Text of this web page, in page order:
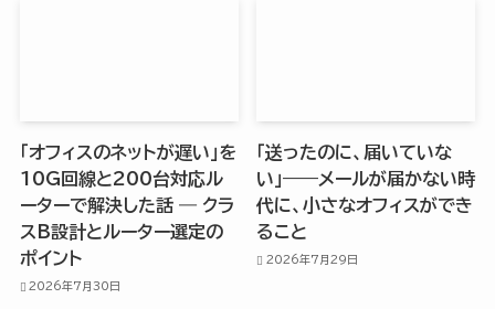
「オフィスのネットが遅い」を
10G回線と200台対応ル
ーターで解決した話 ― クラ
スB設計とルーター選定の
ポイント
2026年7月30日
「送ったのに、届いていな
い」——メールが届かない時
代に、小さなオフィスができ
ること
2026年7月29日